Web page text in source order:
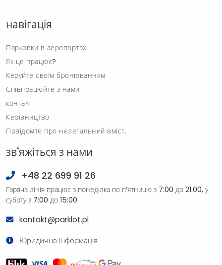
навігація
Парковки в аеропортах
Як це працює?
Керуйте своїм бронюванням
Співпрацюйте з нами
контакт
Керівництво
Повідомте про нелегальний вміст.
зв'яжіться з нами
+48 22 699 91 26
Гаряча лінія працює з понеділка по п’ятницю з 7:00 до 21:00, у
суботу з 7:00 до 15:00.
kontakt@parklot.pl
Юридична інформація